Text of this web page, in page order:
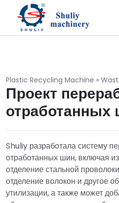
Plastic Recycling Machine »
Проект
отработанных
Shuliy разработала систему
отработанных шин, включая
отделение стальной
отделение волокон и другое
утилизации, а также может